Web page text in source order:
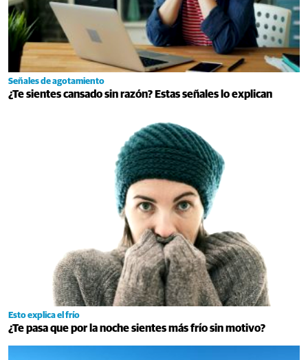
Señales de agotamiento
¿Te sientes cansado sin razón? Estas señales lo explican
Esto explica el frío
¿Te pasa que por la noche sientes más frío sin motivo?